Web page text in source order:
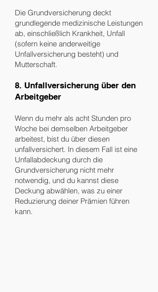
Die Grundversicherung deckt
grundlegende medizinische Leistungen
ab, einschließlich Krankheit, Unfall
(sofern keine anderweitige
Unfallversicherung besteht) und
Mutterschaft.
8. Unfallversicherung über den
Arbeitgeber
Wenn du mehr als acht Stunden pro
Woche bei demselben Arbeitgeber
arbeitest, bist du über diesen
unfallversichert. In diesem Fall ist eine
Unfallabdeckung durch die
Grundversicherung nicht mehr
notwendig, und du kannst diese
Deckung abwählen, was zu einer
Reduzierung deiner Prämien führen
kann.